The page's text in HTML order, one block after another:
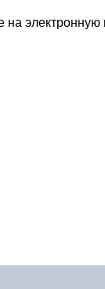
электронную